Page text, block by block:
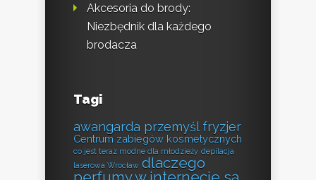
Akcesoria do brody:
Niezbędnik dla każdego
brodacza
Tagi
awangarda przemyśl fryzjer
Centrum zabiegów kosmetycznych
co jest teraz modne dla młodzieży depilacja
laserowa Wrocław dlaczego